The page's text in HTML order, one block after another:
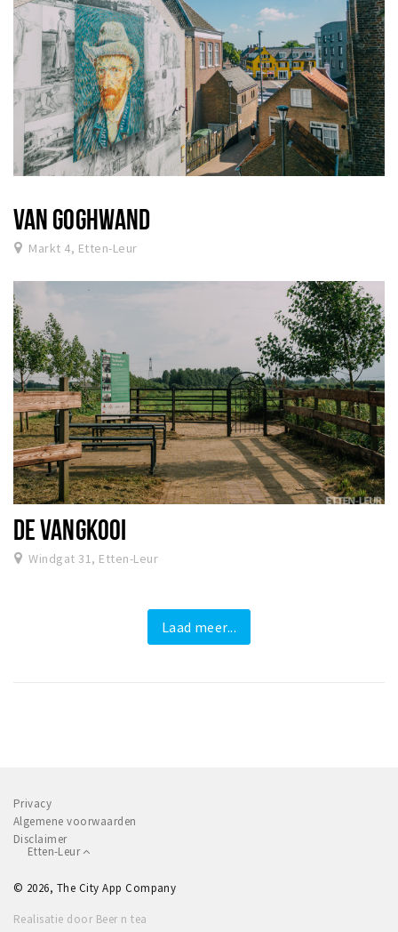
VAN GOGHWAND
Markt 4, Etten-Leur
DE VANGKOOI
Windgat 31, Etten-Leur
Laad meer...
Privacy
Algemene voorwaarden
Disclaimer
Etten-Leur
© 2026, The City App Company
Realisatie door Beer n tea